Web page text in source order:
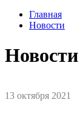
Главная
Новости
Новости
13 октября 2021